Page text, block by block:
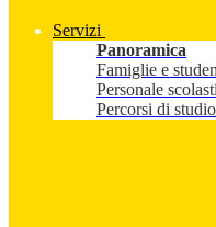
Servizi
Panoramica
Famiglie e
Personale
Percorsi di studio